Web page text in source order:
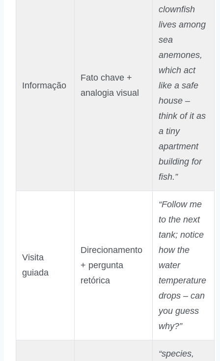
Informação
Fato chave +
analogia visual
clownfish
lives among
sea
anemones,
which act
like a safe
house –
think of it as
a tiny
apartment
building for
fish.”
Visita
guiada
Direcionamento
+ pergunta
retórica
“Follow me
to the next
tank; notice
how the
water
temperature
drops – can
you guess
why?”
“species,